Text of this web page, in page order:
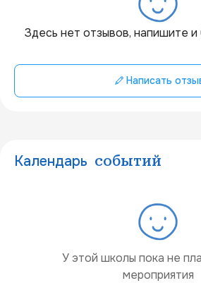
Здесь нет отзывов, напишите
Написать
Календарь событий
У этой школы пока не
мероприятия